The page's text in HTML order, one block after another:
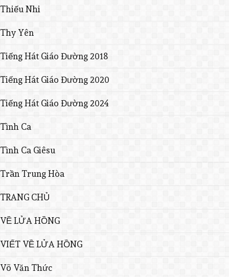
Thiếu Nhi
Thy Yên
Tiếng Hát Giáo Đường 2018
Tiếng Hát Giáo Đường 2020
Tiếng Hát Giáo Đường 2024
Tình Ca
Tình Ca Giêsu
Trần Trung Hòa
TRANG CHỦ
VỀ LỬA HỒNG
VIẾT VỀ LỬA HỒNG
Võ Văn Thức